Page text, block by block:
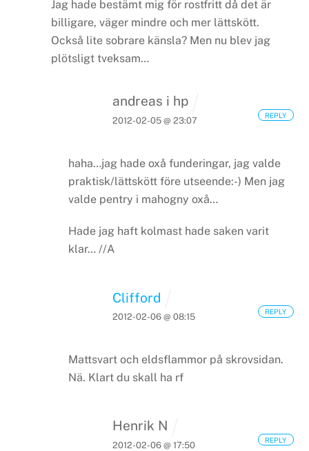
Jag hade bestämt mig för rostfritt då det är
billigare, väger mindre och mer lättskött.
Också lite sobrare känsla? Men nu blev jag
plötsligt tveksam…
andreas i hp
2012-02-05 @ 23:07
haha…jag hade oxå funderingar, jag valde
praktisk/lättskött före utseende:-) Men jag
valde pentry i mahogny oxå…
Hade jag haft kolmast hade saken varit
klar… //A
REPLY
Clifford
2012-02-06 @ 08:15
Mattsvart och eldsflammor på skrovsidan.
Nä. Klart du skall ha rf
REPLY
Henrik N
2012-02-06 @ 17:50
REPLY